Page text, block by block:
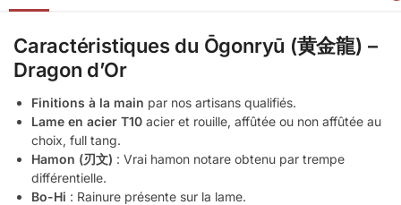
Caractéristiques du Ōgonryū (黄金龍) –
Dragon d’Or
Finitions à la main par nos artisans qualifiés.
Lame en acier T10 acier et rouille, affûtée ou non affûtée au
choix, full tang.
Hamon (刃文) : Vrai hamon notare obtenu par trempe
différentielle.
Bo-Hi : Rainure présente sur la lame.